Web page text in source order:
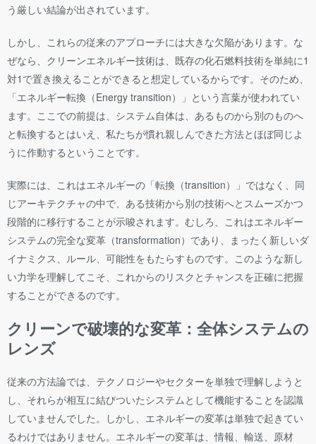
う厳しい結論が出されています。
しかし、これらの従来のアプローチには大きな欠陥があります。な
ぜなら、クリーンエネルギー技術は、既存の化石燃料技術を単純に1
対1で置き換えることができると想定しているからです。そのため、
「エネルギー転換（Energy transition）」という言葉が使われてい
ます。ここでの前提は、システム自体は、あるものから別のものへ
と転換するとはいえ、私たちが慣れ親しんできた方法とほぼ同じよ
うに作動するということです。
実際には、これはエネルギーの「転換（transition）」ではなく、同
じアーキテクチャの中で、ある技術から別の技術へとスムーズかつ
段階的に移行することが示唆されます。むしろ、これはエネルギー
システムの完全な変革（transformation）であり、まったく新しいダ
イナミクス、ルール、可能性をもたらすものです。このような新し
い力学を理解してこそ、これからのリスクとチャンスを正確に把握
することができるのです。
クリーンで破壊的な変革：全体システムの
レンズ
従来の方法論では、テクノロジーやセクターを単独で理解しようと
し、それらが相互に結びついたシステムとして機能することを認識
していませんでした。しかし、エネルギーの変革は単独で起きてい
るわけではありません。エネルギーの変革は、情報、輸送、原材